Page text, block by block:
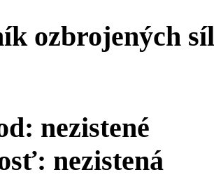
ozbrojených síl
nezistené
nezistená